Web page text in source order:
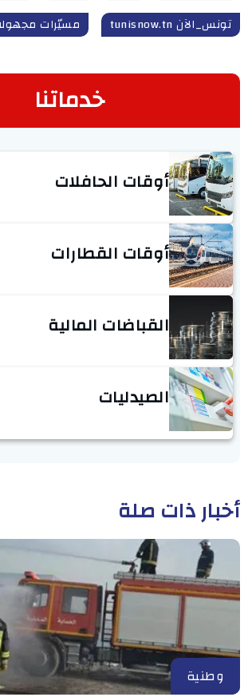
تونس_الآن tunisnow.tn
مسيّرات
خدماتنا
أوقات الحافلات
أوقات القطارات
القباضات المالية
الصيدليات
أخبار ذات صلة
وطنية